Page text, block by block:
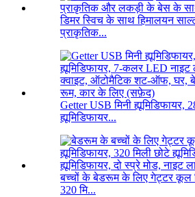
डिमर स्विच के साथ हिमालयन
प्राकृतिक...
Getter USB मिनी ह्यूमिडिफायर,
ह्यूमिडिफायर...
बच्चों के बेडरूम के लिए गेट्टर कूल
320 मि...